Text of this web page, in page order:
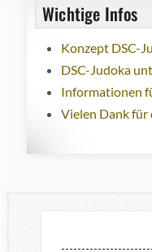
Wichtige Infos
Konzept DSC-
DSC-Judoka
Informationen
Vielen Dank für